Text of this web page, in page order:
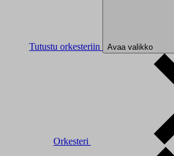
Tutustu orkesteriin Avaa valikko
Orkesteri